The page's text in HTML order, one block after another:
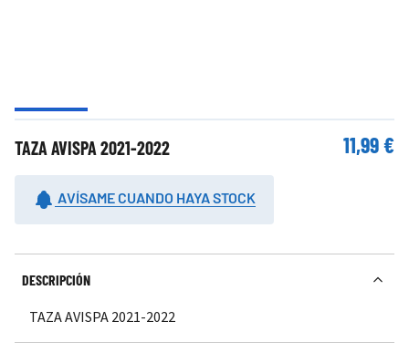
TAZA AVISPA 2021-2022 11,99 €
AVÍSAME CUANDO HAYA STOCK
DESCRIPCIÓN
TAZA AVISPA 2021-2022